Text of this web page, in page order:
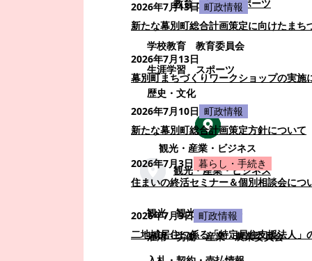
教育・文化・スポーツ
学校教育
教育委員会
生涯学習
スポーツ
歴史・文化
観光・産業・ビジネス
観光・産業・ビジネス
観光
観光・イベント
雇用・労働
産業
農業委員会
2026年7月13日 町政情報
新たな幕別町総合計画策定に向けたまち
2026年7月13日
幕別町まちづくりワークショップの実施
2026年7月10日 町政情報
新たな幕別町総合計画策定方針について
2026年7月3日 暮らし・手続き
住まいの終活セミナー＆個別相談会につ
2026年7月3日 町政情報
二地域居住に係る「特定居住支援法人」